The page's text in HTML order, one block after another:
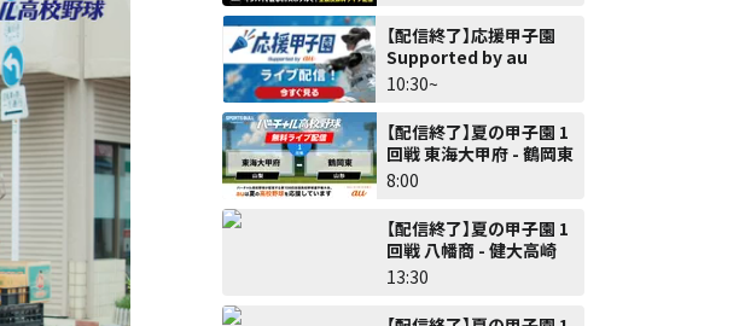
【配信終了】応援甲子園
Supported by au
10:30~
【配信終了】夏の甲子園 1
回戦 東海大甲府 - 鶴岡東
8:00
【配信終了】夏の甲子園 1
回戦 八幡商 - 健大高崎
13:30